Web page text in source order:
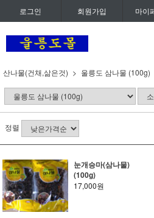
로그인 회원가입 마이
산나물(건채,삶은것) 울릉도 삼나물 (100g)
정렬
눈개승마(삼나물)
(100g)
17,000원